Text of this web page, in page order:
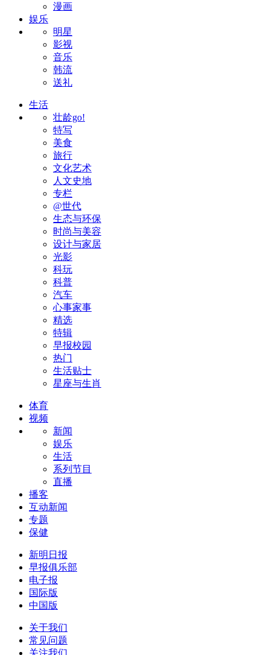
漫画
娱乐
明星
影视
音乐
韩流
送礼
生活
壮龄go!
特写
美食
旅行
文化艺术
人文史地
专栏
@世代
生态与环保
时尚与美容
设计与家居
光影
科玩
科普
汽车
心事家事
精选
特辑
早报校园
热门
生活贴士
星座与生肖
体育
视频
新闻
娱乐
生活
系列节目
直播
播客
互动新闻
专题
保健
新明日报
早报俱乐部
电子报
国际版
中国版
关于我们
常见问题
关注我们